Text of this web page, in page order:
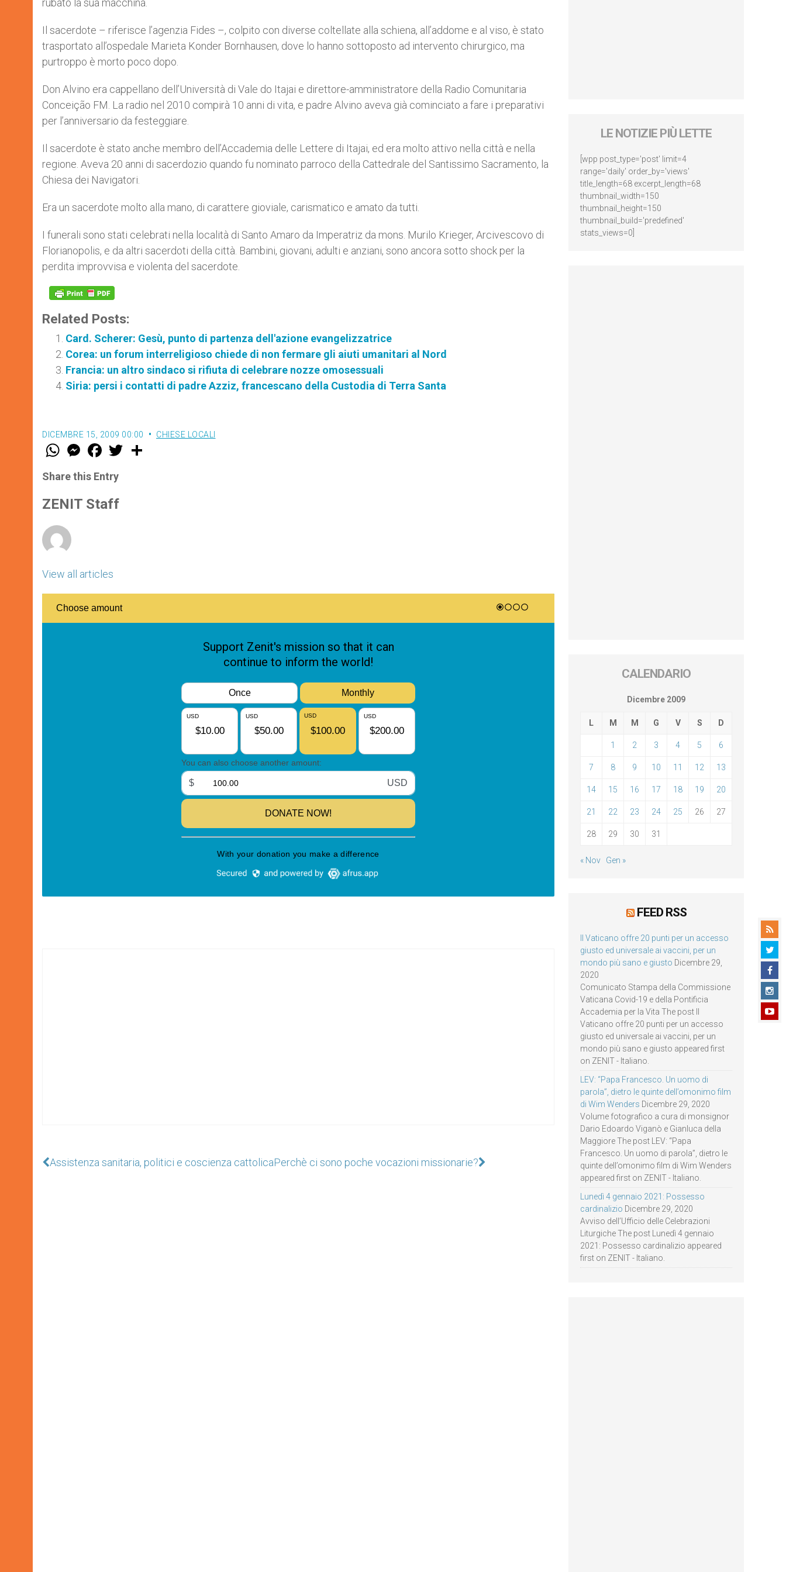
rubato la sua macchina.
Il sacerdote – riferisce l’agenzia Fides –, colpito con diverse coltellate alla schiena, all’addome e al viso, è stato
trasportato all’ospedale Marieta Konder Bornhausen, dove lo hanno sottoposto ad intervento chirurgico, ma
purtroppo è morto poco dopo.
Don Alvino era cappellano dell’Università di Vale do Itajai e direttore-amministratore della Radio Comunitaria
Conceição FM. La radio nel 2010 compirà 10 anni di vita, e padre Alvino aveva già cominciato a fare i preparativi
per l’anniversario da festeggiare.
Il sacerdote è stato anche membro dell’Accademia delle Lettere di Itajai, ed era molto attivo nella città e nella
regione. Aveva 20 anni di sacerdozio quando fu nominato parroco della Cattedrale del Santissimo Sacramento, la
Chiesa dei Navigatori.
Era un sacerdote molto alla mano, di carattere gioviale, carismatico e amato da tutti.
I funerali sono stati celebrati nella località di Santo Amaro da Imperatriz da mons. Murilo Krieger, Arcivescovo di
Florianopolis, e da altri sacerdoti della città. Bambini, giovani, adulti e anziani, sono ancora sotto shock per la
perdita improvvisa e violenta del sacerdote.
Related Posts:
Card. Scherer: Gesù, punto di partenza dell'azione evangelizzatrice
Corea: un forum interreligioso chiede di non fermare gli aiuti umanitari al Nord
Francia: un altro sindaco si rifiuta di celebrare nozze omosessuali
Siria: persi i contatti di padre Azziz, francescano della Custodia di Terra Santa
DICEMBRE 15, 2009 00:00 CHIESE LOCALI
W
t
s
p
p
M
e
s
e
g
e
F
a
e
b
o
k
w
Share this Entry
ZENIT Staff
View all articles
Assistenza sanitaria, politici e coscienza cattolicaPerchè ci sono poche vocazioni missionarie?
LE NOTIZIE PIÙ LETTE
[wpp post_type='post' limit=4
range='daily' order_by='views'
title_length=68 excerpt_length=68
thumbnail_width=150
thumbnail_height=150
thumbnail_build='predefined'
stats_views=0]
CALENDARIO
Dicembre 2009
L M M G V S D
1 2 3 4 5 6
7 8 9 10 11 12 13
14 15 16 17 18 19 20
21 22 23 24 25 26 27
28 29 30 31
« Nov Gen »
FEED RSS
Il Vaticano offre 20 punti per un accesso
giusto ed universale ai vaccini, per un
mondo più sano e giusto Dicembre 29,
2020
Comunicato Stampa della Commissione
Vaticana Covid-19 e della Pontificia
Accademia per la Vita The post Il
Vaticano offre 20 punti per un accesso
giusto ed universale ai vaccini, per un
mondo più sano e giusto appeared first
on ZENIT - Italiano.
LEV: “Papa Francesco. Un uomo di
parola”, dietro le quinte dell’omonimo film
di Wim Wenders Dicembre 29, 2020
Volume fotografico a cura di monsignor
Dario Edoardo Viganò e Gianluca della
Maggiore The post LEV: “Papa
Francesco. Un uomo di parola”, dietro le
quinte dell’omonimo film di Wim Wenders
appeared first on ZENIT - Italiano.
Lunedì 4 gennaio 2021: Possesso
cardinalizio Dicembre 29, 2020
Avviso dell’Ufficio delle Celebrazioni
Liturgiche The post Lunedì 4 gennaio
2021: Possesso cardinalizio appeared
first on ZENIT - Italiano.